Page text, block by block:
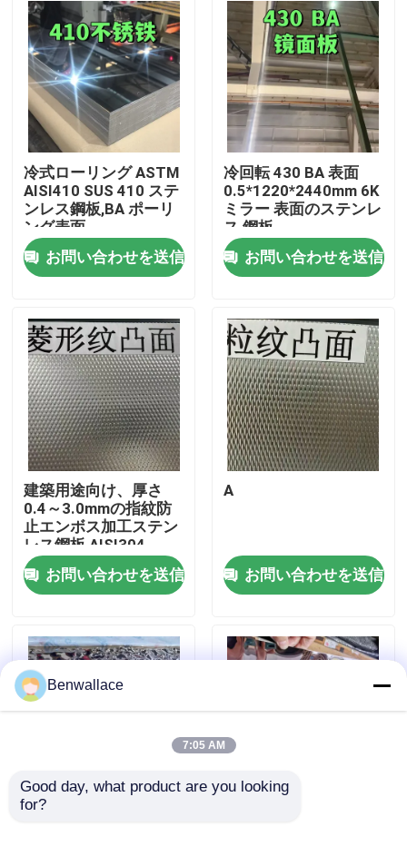
家へ
製品
ビデオ
わたしたち に つい て
工場ツアー
連絡 ください
事件
冷式ローリング ASTM
AISI410 SUS 410 ステ
ンレス鋼板,BA ポーリ
ング表面
0.8*1220*2440
お問い合わせを送信
冷回転 430 BA 表面
0.5*1220*2440mm 6K
ミラー 表面のステンレ
ス 鋼板
お問い合わせを送信
建築用途向け、厚さ
0.4～3.0mmの指紋防
止エンボス加工ステン
レス鋼板 AISI304
お問い合わせを送信
A
お問い合わせを送信
鏡 金色 水波 ステンレ
Benwallace
7:05 AM
Good day, what product are you looking
for?